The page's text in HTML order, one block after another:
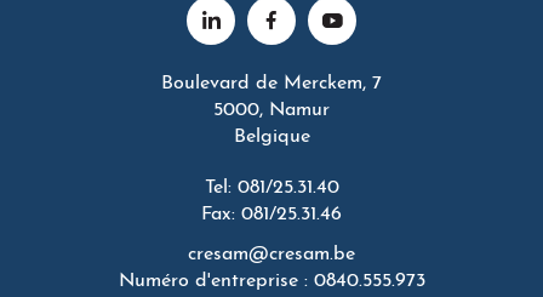
Boulevard de Merckem, 7
5000, Namur
Belgique
Tel: 081/25.31.40
Fax: 081/25.31.46
cresam@cresam.be
Numéro d'entreprise : 0840.555.973